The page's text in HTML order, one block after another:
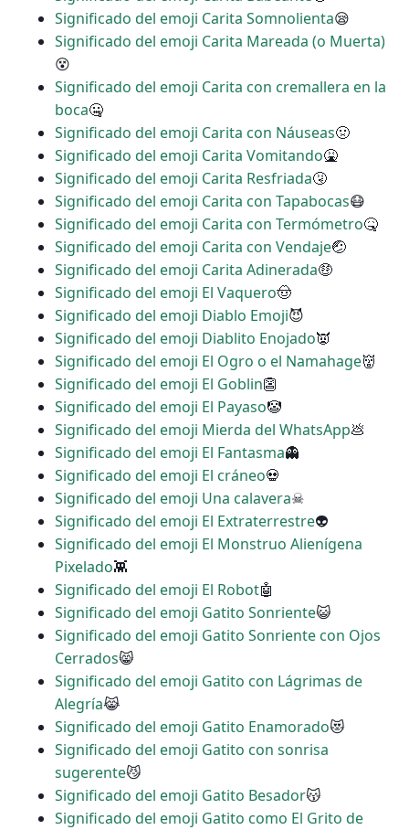
Significado del emoji Carita Somnolienta😪
Significado del emoji Carita Mareada (o Muerta)
😵
Significado del emoji Carita con cremallera en la
boca🤐
Significado del emoji Carita con Náuseas🤢
Significado del emoji Carita Vomitando🤮
Significado del emoji Carita Resfriada🤧
Significado del emoji Carita con Tapabocas😷
Significado del emoji Carita con Termómetro🤒
Significado del emoji Carita con Vendaje🤕
Significado del emoji Carita Adinerada🤑
Significado del emoji El Vaquero🤠
Significado del emoji Diablo Emoji😈
Significado del emoji Diablito Enojado👿
Significado del emoji El Ogro o el Namahage👹
Significado del emoji El Goblin👺
Significado del emoji El Payaso🤡
Significado del emoji Mierda del WhatsApp💩
Significado del emoji El Fantasma👻
Significado del emoji El cráneo💀
Significado del emoji Una calavera☠
Significado del emoji El Extraterrestre👽
Significado del emoji El Monstruo Alienígena
Pixelado👾
Significado del emoji El Robot🤖
Significado del emoji Gatito Sonriente😺
Significado del emoji Gatito Sonriente con Ojos
Cerrados😸
Significado del emoji Gatito con Lágrimas de
Alegría😹
Significado del emoji Gatito Enamorado😻
Significado del emoji Gatito con sonrisa
sugerente😼
Significado del emoji Gatito Besador😽
Significado del emoji Gatito como El Grito de